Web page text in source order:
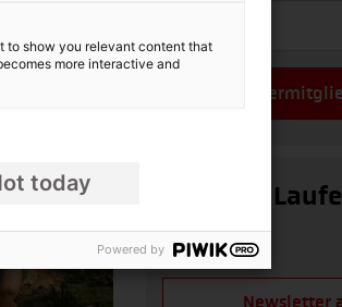
Spender,
Jetzt
Auf dem
bleiben!
Newsletter
to show you relevant content that
more interactive and
today
Powered by